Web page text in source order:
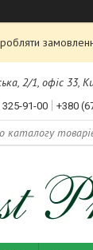
2/1, офіс 33,
91-00 +380